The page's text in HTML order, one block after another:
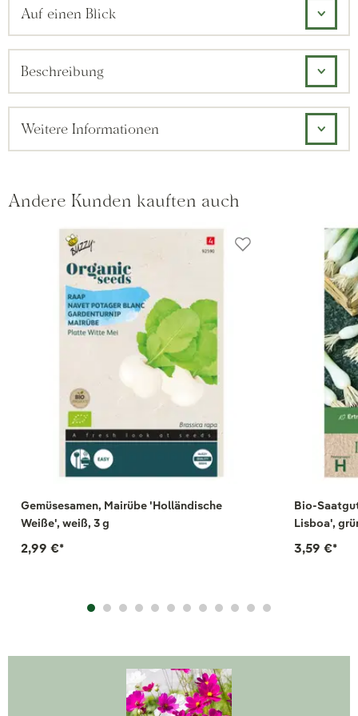
Auf einen Blick
Beschreibung
Weitere Informationen
Andere Kunden kauften auch
Gemüsesamen, Mairübe 'Holländische
Weiße', weiß, 3 g
2,99 €*
Bio-
Lisboa',
3,59 €*